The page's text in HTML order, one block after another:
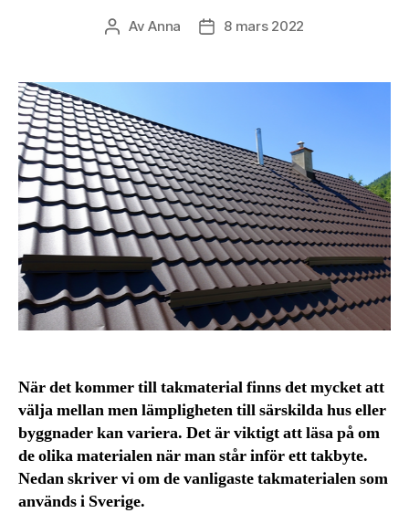
Inläggsförfattare
AvAnna Inläggsdatum
8 mars 2022
När det kommer till takmaterial finns det mycket att
välja mellan men lämpligheten till särskilda hus eller
byggnader kan variera. Det är viktigt att läsa på om
de olika materialen när man står inför ett takbyte.
Nedan skriver vi om de vanligaste takmaterialen som
används i Sverige.